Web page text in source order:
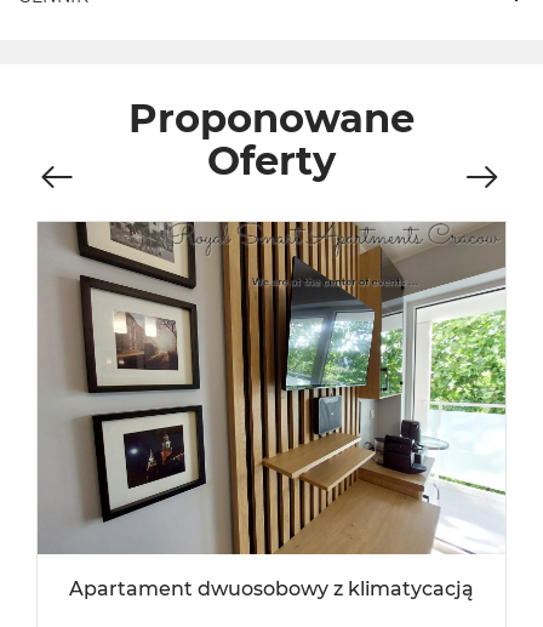
Proponowane
Oferty
Apartament dwuosobowy z klimatycacją